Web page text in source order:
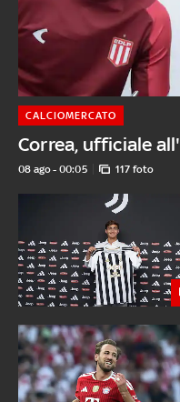
Correa, ufficiale
CALCIOMERCATO
08 ago - 00:05 117 foto